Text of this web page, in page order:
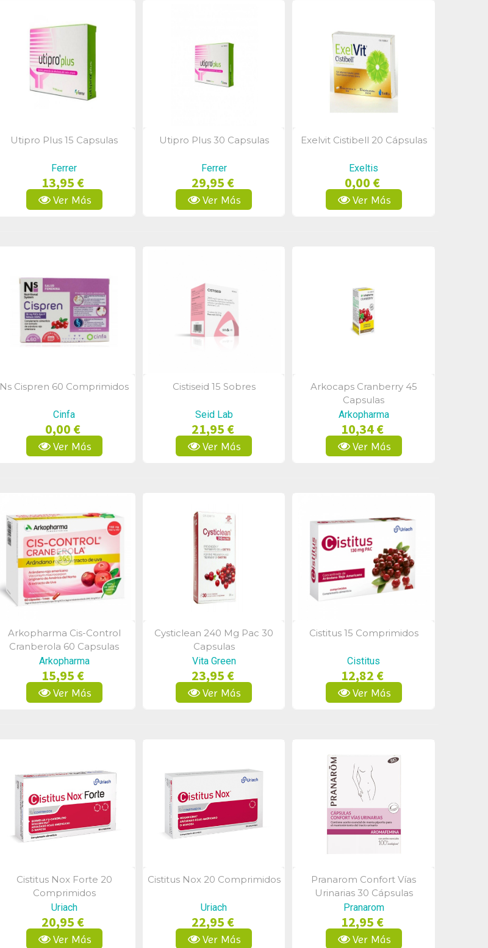
Vista Rápida
Utipro Plus 15 Capsulas
Ferrer
13,95 €
Ver Más
Vista Rápida
Utipro Plus 30 Capsulas
Ferrer
29,95 €
Ver Más
Vista Rápida
Exelvit Cistibell 20 Cápsulas
Exeltis
0,00 €
Ver Más
Vista Rápida
Ns Cispren 60 Comprimidos
Cinfa
0,00 €
Ver Más
Vista Rápida
Cistiseid 15 Sobres
Seid Lab
21,95 €
Ver Más
Vista Rápida
Arkocaps Cranberry 45
Capsulas
Arkopharma
10,34 €
Ver Más
Vista Rápida
Arkopharma Cis-Control
Cranberola 60 Capsulas
Arkopharma
15,95 €
Ver Más
Vista Rápida
Cysticlean 240 Mg Pac 30
Capsulas
Vita Green
23,95 €
Ver Más
Vista Rápida
Cistitus 15 Comprimidos
Cistitus
12,82 €
Ver Más
Vista Rápida
Cistitus Nox Forte 20
Comprimidos
Uriach
20,95 €
Ver Más
Vista Rápida
Cistitus Nox 20 Comprimidos
Uriach
22,95 €
Ver Más
Vista Rápida
Pranarom Confort Vías
Urinarias 30 Cápsulas
Pranarom
12,95 €
Ver Más